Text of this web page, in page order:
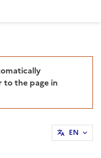
to the page in
EN